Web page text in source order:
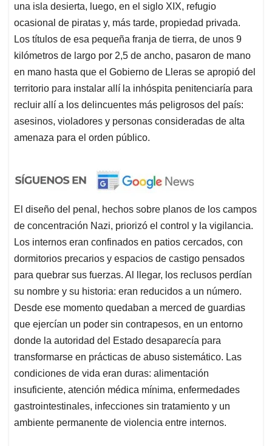
una isla desierta, luego, en el siglo XIX, refugio
ocasional de piratas y, más tarde, propiedad privada.
Los títulos de esa pequeña franja de tierra, de unos 9
kilómetros de largo por 2,5 de ancho, pasaron de mano
en mano hasta que el Gobierno de Lleras se apropió del
territorio para instalar allí la inhóspita penitenciaría para
recluir allí a los delincuentes más peligrosos del país:
asesinos, violadores y personas consideradas de alta
amenaza para el orden público.
El diseño del penal, hechos sobre planos de los campos
de concentración Nazi, priorizó el control y la vigilancia.
Los internos eran confinados en patios cercados, con
dormitorios precarios y espacios de castigo pensados
para quebrar sus fuerzas. Al llegar, los reclusos perdían
su nombre y su historia: eran reducidos a un número.
Desde ese momento quedaban a merced de guardias
que ejercían un poder sin contrapesos, en un entorno
donde la autoridad del Estado desaparecía para
transformarse en prácticas de abuso sistemático. Las
condiciones de vida eran duras: alimentación
insuficiente, atención médica mínima, enfermedades
gastrointestinales, infecciones sin tratamiento y un
ambiente permanente de violencia entre internos.